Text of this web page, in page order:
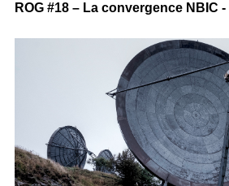
ROG #18 – La convergence NBIC